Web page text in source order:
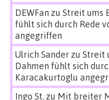
DEWFan zu Streit ums
fühlt sich durch Rede
angegriffen
Ulrich Sanderzu Streit
Dahmen fühlt sich
Karacakurtoglu
Ingo St.zu Mit breiter